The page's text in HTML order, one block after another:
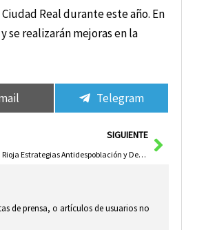
Real durante este año. En
se realizarán mejoras en la
Telegram
SIGUIENTE
Castilla-La Mancha Presenta a La Rioja Estrategias Antidespoblación y Desarrollo Rural
de prensa, o artículos de usuarios no